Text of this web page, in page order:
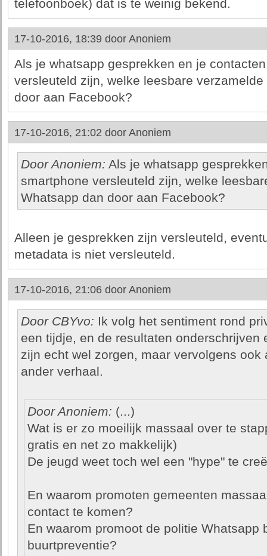
telefoonboek) dat is te weinig bekend.
17-10-2016, 18:39 door Anoniem
Als je whatsapp gesprekken en je
versleuteld zijn, welke leesbare
door aan Facebook?
17-10-2016, 21:02 door Anoniem
Door Anoniem: Als je whatsapp
smartphone versleuteld zijn, welke
Whatsapp dan door aan Facebook?
Alleen je gesprekken zijn versleuteld,
metadata is niet versleuteld.
17-10-2016, 21:06 door Anoniem
Door CBYvo: Ik volg het sentiment rond
een tijdje, en de resultaten onderschrijven
zijn echt wel zorgen, maar vervolgens
ander verhaal.
Door Anoniem: (...)
Wat is er zo moeilijk massaal over te
gratis en net zo makkelijk)
De jeugd weet toch wel een "hype" te
En waarom promoten gemeenten
contact te komen?
En waarom promoot de politie Whatsapp
buurtpreventie?